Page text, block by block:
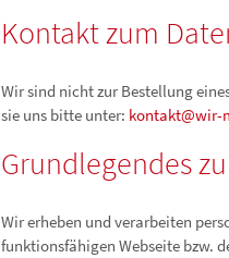
Kontakt zum
Wir sind nicht zur Bestellung
sie uns bitte unter: kontakt@wir-
Grundlegendes
Wir erheben und verarbeiten
funktionsfähigen Webseite bzw.